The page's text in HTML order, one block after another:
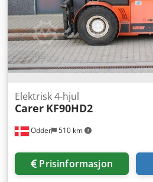
Odder 510 km
Elektrisk 4-hjul
Carer KF90HD2
Prisinformasjon